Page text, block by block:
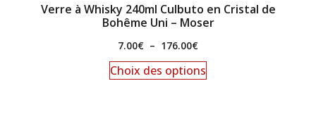
Verre à Whisky 240ml Culbuto en Cristal de
Bohême Uni – Moser
7.00€ – 176.00€
Choix des options